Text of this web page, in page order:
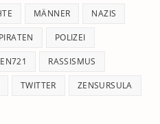
MÄNNER NAZIS
PIRATEN POLIZEI
RASSISMUS
TWITTER ZENSURSULA